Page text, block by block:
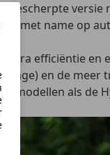
met name op
efficiëntie en
en de
als de